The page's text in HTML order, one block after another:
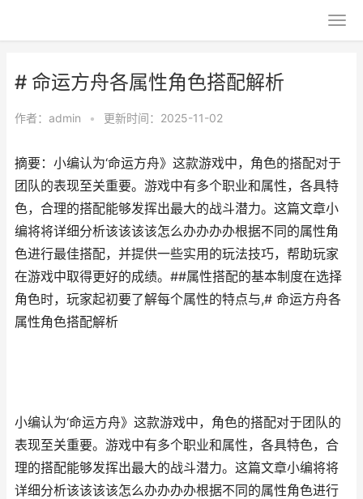
# 命运方舟各属性角色搭配解析
作者： admin • 更新时间：2025-11-02
摘要：小编认为‘命运方舟》这款游戏中，角色的搭配对于
团队的表现至关重要。游戏中有多个职业和属性，各具特
色，合理的搭配能够发挥出最大的战斗潜力。这篇文章小
编将将详细分析该该该该怎么办办办办根据不同的属性角
色进行最佳搭配，并提供一些实用的玩法技巧，帮助玩家
在游戏中取得更好的成绩。##属性搭配的基本制度在选择
角色时，玩家起初要了解每个属性的特点与,# 命运方舟各
属性角色搭配解析
小编认为‘命运方舟》这款游戏中，角色的搭配对于团队的
表现至关重要。游戏中有多个职业和属性，各具特色，合
理的搭配能够发挥出最大的战斗潜力。这篇文章小编将将
详细分析该该该该怎么办办办办根据不同的属性角色进行